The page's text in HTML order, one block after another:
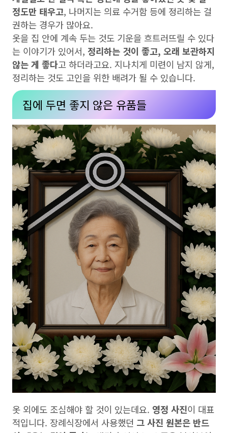
정도만 태우고, 나머지는 의료 수거함 등에 정리하는 걸
권하는 경우가 많아요.
옷을 집 안에 계속 두는 것도 기운을 흐트러뜨릴 수 있다
는 이야기가 있어서, 정리하는 것이 좋고, 오래 보관하지
않는 게 좋다고 하더라고요. 지나치게 미련이 남지 않게,
정리하는 것도 고인을 위한 배려가 될 수 있습니다.
집에 두면 좋지 않은 유품들
옷 외에도 조심해야 할 것이 있는데요. 영정 사진이 대표
적입니다. 장례식장에서 사용했던 그 사진 원본은 반드